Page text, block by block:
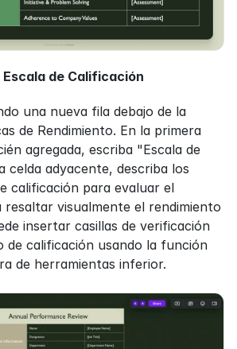
Escala de Calificación
una nueva fila debajo de la
de Rendimiento. En la primera
agregada, escriba "Escala de
celda adyacente, describa los
calificación para evaluar el
resaltar visualmente el rendimiento
insertar casillas de verificación
de calificación usando la función
de herramientas inferior.